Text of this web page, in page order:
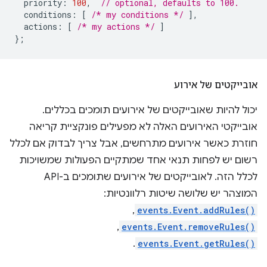
priority : 100,
// optional, defaults to 100.
conditions : [ /* my conditions */ ],
actions : [ /* my actions */ ]
};
אובייקטים של אירוע
יכול להיות שאובייקטים של אירועים תומכים בכללים.
אובייקטי האירועים האלה לא מפעילים פונקציית קריאה
חוזרת כאשר אירועים מתרחשים, אבל צריך לבדוק אם לכלל
רשום יש לפחות תנאי אחד שמתקיים הפעולות שמשויכות
לכלל הזה. לאובייקטים של אירועים שתומכים ב-API
המוצהר יש שלושה שיטות רלוונטיות:
events.Event.addRules()
,
events.Event.removeRules()
,
events.Event.getRules()
.